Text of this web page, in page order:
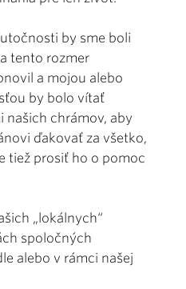
by sme boli
tento rozmer
a mojou alebo
by bolo vítať
našich chrámov, aby
ďakovať za všetko,
tiež prosiť ho o pomoc
„lokálnych“
spoločných
alebo v rámci našej